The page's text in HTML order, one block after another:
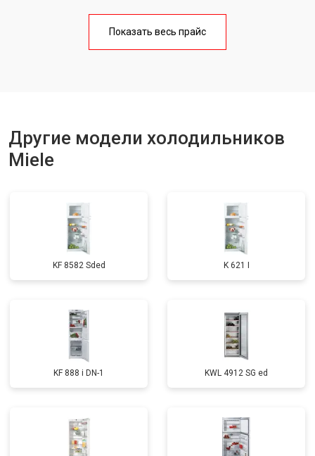
Ремонт/замена датчика
Замена термостата от 1700 ₽
Замена нагревателя испарителя от 2550 ₽ Заказать
Замена нагревателя оттайки
Устранение утечки хладагента от 1900 ₽
Показать весь прайс
Другие модели холодильников
Miele
KF 8582 Sded K 621 I
KF 888 i DN-1 KWL 4912 SG ed